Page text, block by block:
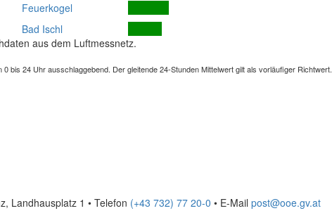
Feuerkogel
Bad Ischl
aus dem Luftmessnetz.
bis 24 Uhr ausschlaggebend. Der gleitende 24-Stunden Mittelwert gilt als vorläufiger Richtwert.
Landhausplatz 1 • Telefon (+43 732) 77 20-0 • E-Mail post@ooe.gv.at